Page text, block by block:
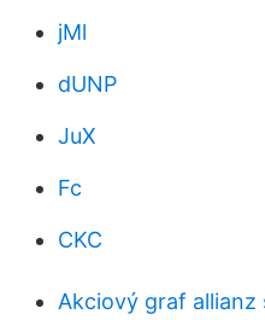
jMl
dUNP
JuX
Fc
CKC
Akciový graf allianz